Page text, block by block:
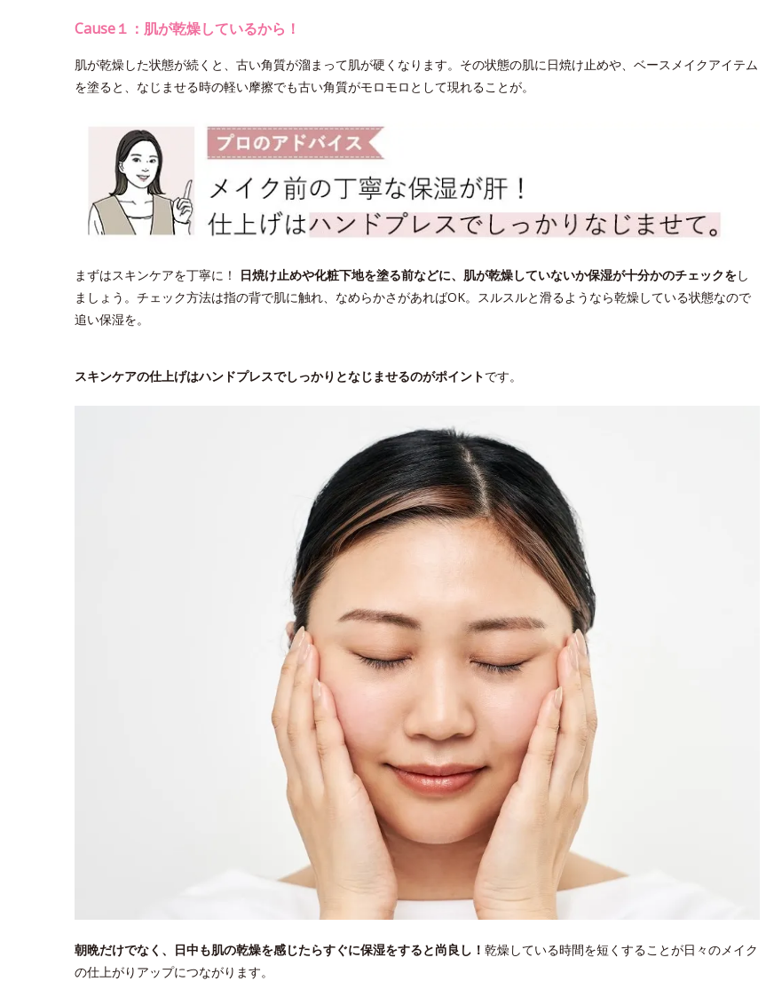
Cause１：肌が乾燥しているから！
肌が乾燥した状態が続くと、古い角質が溜まって肌が硬くなります。その状態の肌に日焼け止めや、ベースメイクアイテム
を塗ると、なじませる時の軽い摩擦でも古い角質がモロモロとして現れることが。
まずはスキンケアを丁寧に！ 日焼け止めや化粧下地を塗る前などに、肌が乾燥していないか保湿が十分かのチェックをし
ましょう。チェック方法は指の背で肌に触れ、なめらかさがあればOK。スルスルと滑るようなら乾燥している状態なので
追い保湿を。
スキンケアの仕上げはハンドプレスでしっかりとなじませるのがポイントです。
朝晩だけでなく、日中も肌の乾燥を感じたらすぐに保湿をすると尚良し！ 乾燥している時間を短くすることが日々のメイク
の仕上がりアップにつながります。